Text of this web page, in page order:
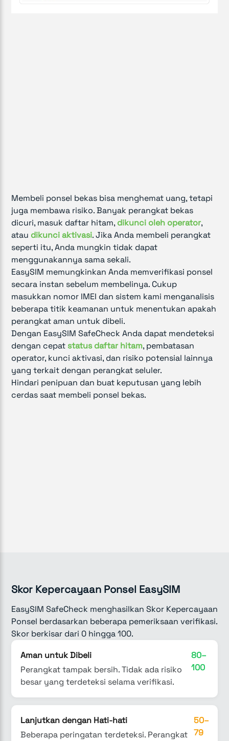
Membeli ponsel bekas bisa menghemat uang, tetapi
juga membawa risiko. Banyak perangkat bekas
dicuri, masuk daftar hitam, dikunci oleh operator,
atau dikunci aktivasi. Jika Anda membeli perangkat
seperti itu, Anda mungkin tidak dapat
menggunakannya sama sekali.
EasySIM memungkinkan Anda memverifikasi ponsel
secara instan sebelum membelinya. Cukup
masukkan nomor IMEI dan sistem kami menganalisis
beberapa titik keamanan untuk menentukan apakah
perangkat aman untuk dibeli.
Dengan EasySIM SafeCheck Anda dapat mendeteksi
dengan cepat status daftar hitam, pembatasan
operator, kunci aktivasi, dan risiko potensial lainnya
yang terkait dengan perangkat seluler.
Hindari penipuan dan buat keputusan yang lebih
cerdas saat membeli ponsel bekas.
Skor Kepercayaan Ponsel EasySIM
EasySIM SafeCheck menghasilkan Skor Kepercayaan
Ponsel berdasarkan beberapa pemeriksaan verifikasi.
Skor berkisar dari 0 hingga 100.
Aman untuk Dibeli
Perangkat tampak bersih. Tidak ada risiko
besar yang terdeteksi selama verifikasi.
80–
100
Lanjutkan dengan Hati-hati
Beberapa peringatan terdeteksi. Perangkat
50–
79